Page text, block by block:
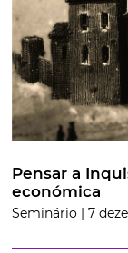
Pensar a
económica
Seminário | 7